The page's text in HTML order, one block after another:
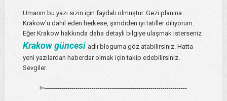
Umarım bu yazı sizin için faydalı olmuştur. Gezi planına
Krakow'u dahil eden herkese, şimdiden iyi tatiller diliyorum.
Eğer Krakow hakkında daha detaylı bilgiye ulaşmak isterseniz
Krakow güncesi adlı bloguma göz atabilirsiniz. Hatta
yeni yazılardan haberdar olmak için takip edebilirsiniz.
Sevgiler.
✄----------------------------------------------------------------------